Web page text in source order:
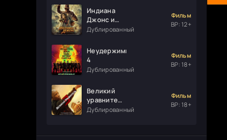
Индиана
Джонс и
колесо
Дублированный
Фильм
ВР: 12+
Неудержимые
4
Дублированный
Фильм
ВР: 18+
Великий
уравнитель
3
Дублированный
Фильм
ВР: 18+